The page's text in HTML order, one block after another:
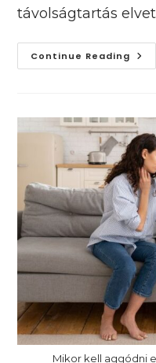
távolságtartás
Continue Reading
Hat
Mikor kell aggódni